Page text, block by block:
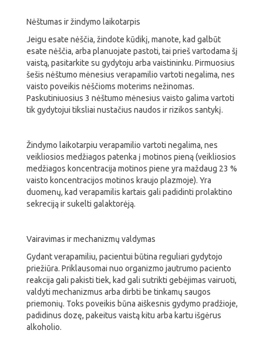
Nėštumas ir žindymo laikotarpis
Jeigu esate nėščia, žindote kūdikį, manote, kad galbūt
esate nėščia, arba planuojate pastoti, tai prieš vartodama šį
vaistą, pasitarkite su gydytoju arba vaistininku. Pirmuosius
šešis nėštumo mėnesius verapamilio vartoti negalima, nes
vaisto poveikis nėščioms moterims nežinomas.
Paskutiniuosius 3 nėštumo mėnesius vaisto galima vartoti
tik gydytojui tiksliai nustačius naudos ir rizikos santykį.
Žindymo laikotarpiu verapamilio vartoti negalima, nes
veikliosios medžiagos patenka į motinos pieną (veikliosios
medžiagos koncentracija motinos piene yra maždaug 23 %
vaisto koncentracijos motinos kraujo plazmoje). Yra
duomenų, kad verapamilis kartais gali padidinti prolaktino
sekreciją ir sukelti galaktorėją.
Vairavimas ir mechanizmų valdymas
Gydant verapamiliu, pacientui būtina reguliari gydytojo
priežiūra. Priklausomai nuo organizmo jautrumo paciento
reakcija gali pakisti tiek, kad gali sutrikti gebėjimas vairuoti,
valdyti mechanizmus arba dirbti be tinkamų saugos
priemonių. Toks poveikis būna aiškesnis gydymo pradžioje,
padidinus dozę, pakeitus vaistą kitu arba kartu išgėrus
alkoholio.